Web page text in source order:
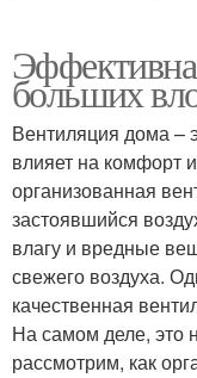
больших
Вентиляция дома –
влияет на комфорт
организованная
застоявшийся
влагу и вредные
свежего воздуха.
качественная
На самом деле, это
рассмотрим, как